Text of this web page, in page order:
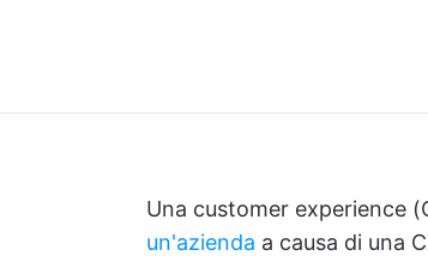
Una customer experience
un'azienda a causa di una